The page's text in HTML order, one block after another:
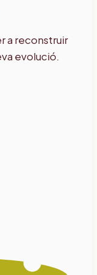
a reconstruir
evolució.